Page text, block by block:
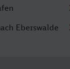
Eberswalde